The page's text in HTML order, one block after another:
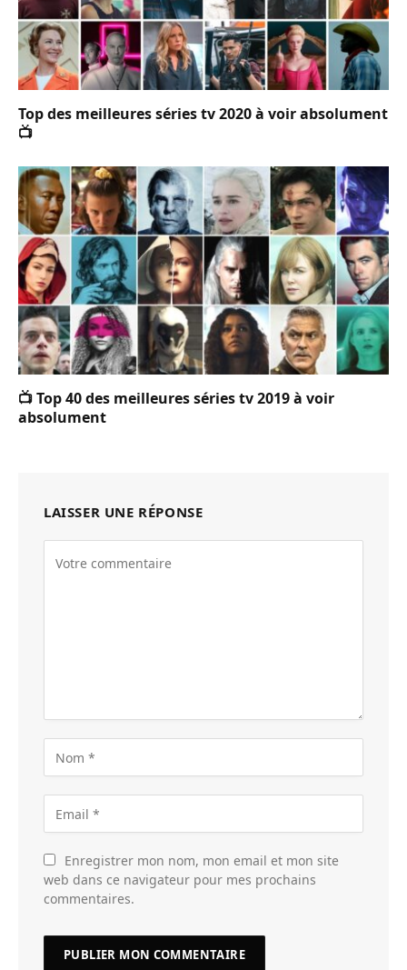
Top des meilleures séries tv 2020 à voir absolument
📺
📺 Top 40 des meilleures séries tv 2019 à voir
absolument
LAISSER UNE RÉPONSE
Enregistrer mon nom, mon email et mon site
web dans ce navigateur pour mes prochains
commentaires.